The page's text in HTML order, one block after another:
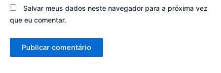
Salvar meus dados neste navegador para a próxima vez
que eu comentar.